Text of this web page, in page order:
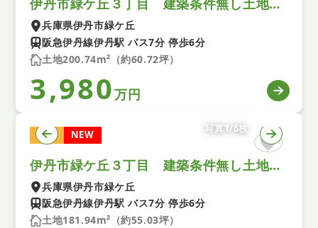
伊丹市緑ケ丘３丁目 建築条件無し土地 Ａ号地
兵庫県伊丹市緑ケ丘
阪急伊丹線伊丹駅 バス7分 停歩6分
土地200.74m²（約60.72坪）
3,980万円
土地 NEW
写真1/6枚
伊丹市緑ケ丘３丁目 建築条件無し土地 Ｂ号地
兵庫県伊丹市緑ケ丘
阪急伊丹線伊丹駅 バス7分 停歩6分
土地181.94m²（約55.03坪）